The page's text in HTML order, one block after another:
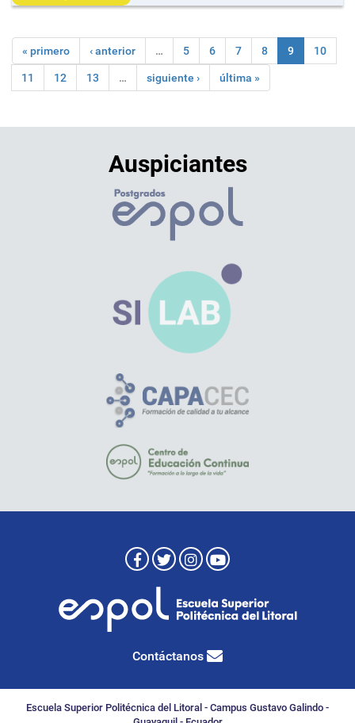
« primero ‹ anterior … 5 6 7 8 9 10
11 12 13 … siguiente › última »
Auspiciantes
Contáctanos
Escuela Superior Politécnica del Litoral - Campus Gustavo Galindo -